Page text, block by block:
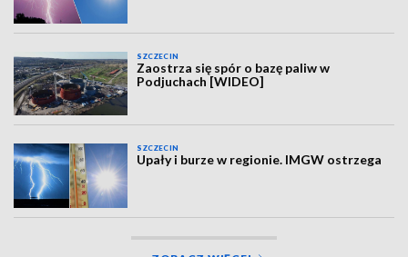
SZCZECIN
Zaostrza się spór o bazę paliw w
Podjuchach [WIDEO]
SZCZECIN
Upały i burze w regionie. IMGW ostrzega